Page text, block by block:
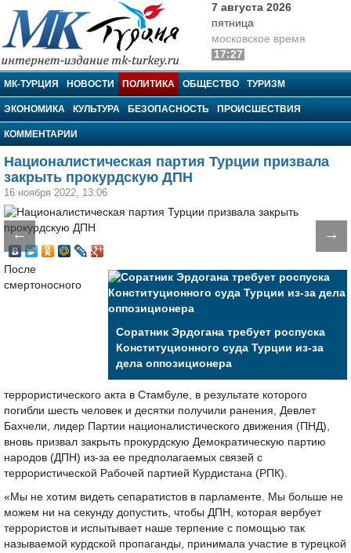
МК-Турция
7 августа 2026
пятница
московское время
17:27
МК-ТУРЦИЯ НОВОСТИ ПОЛИТИКА ОБЩЕСТВО ТУРИЗМ
ЭКОНОМИКА КУЛЬТУРА БЕЗОПАСНОСТЬ ПРОИСШЕСТВИЯ
КОММЕНТАРИИ
Националистическая партия Турции призвала
закрыть прокурдскую ДПН
16 ноября 2022, 13:06
← →
Соратник Эрдогана требует роспуска
Конституционного суда Турции из-за
дела оппозиционера
После
смертоносного
террористического акта в Стамбуле, в результате которого
погибли шесть человек и десятки получили ранения, Девлет
Бахчели, лидер Партии националистического движения (ПНД),
вновь призвал закрыть прокурдскую Демократическую партию
народов (ДПН) из-за ее предполагаемых связей с
террористической Рабочей партией Курдистана (РПК).
«Мы не хотим видеть сепаратистов в парламенте. Мы больше не
можем ни на секунду допустить, чтобы ДПН, которая вербует
террористов и испытывает наше терпение с помощью так
называемой курдской пропаганды, принимала участие в турецкой